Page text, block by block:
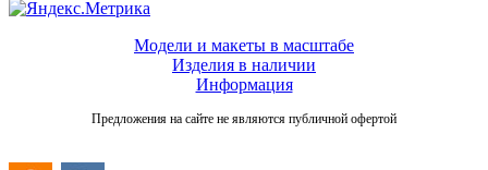
Модели и макеты в масштабе
Изделия в наличии
Информация
Предложения на сайте не являются публичной офертой